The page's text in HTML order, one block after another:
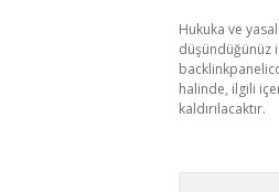
Hukuka ve
düşündüğünüz
halinde, ilgili
kaldırılacaktır.